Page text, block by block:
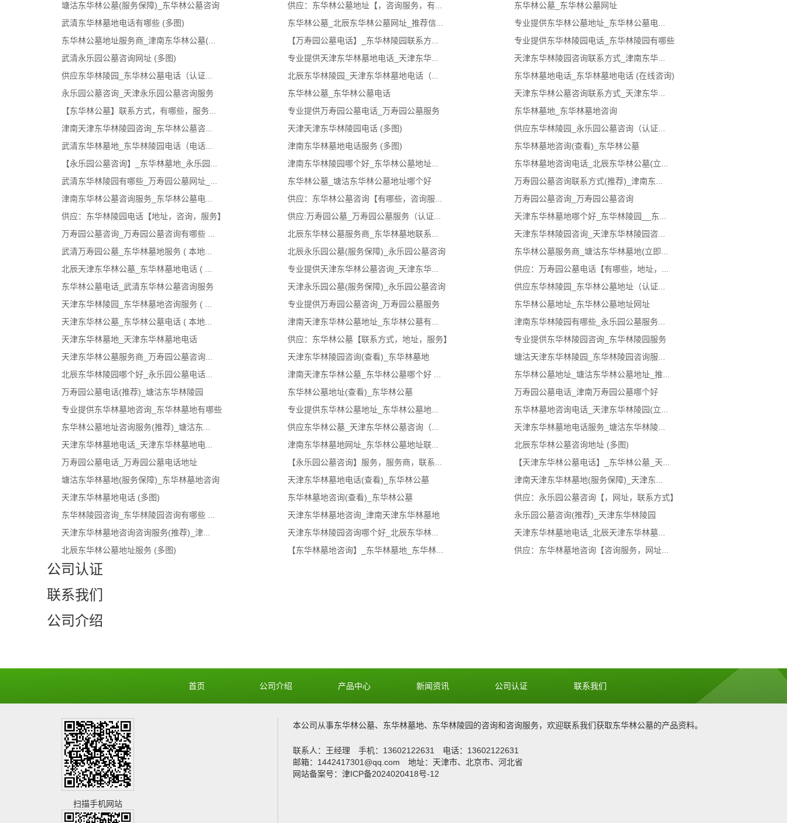
塘沽东华林公墓(服务保障)_东华林公墓咨询
供应：东华林公墓地址【，咨询服务，有...
东华林公墓_东华林公墓网址
武清东华林墓地电话有哪些 (多图)
东华林公墓_北辰东华林公墓网址_推荐信...
专业提供东华林公墓地址_东华林公墓电...
东华林公墓地址服务商_津南东华林公墓(...
【万寿园公墓电话】_东华林陵园联系方...
专业提供东华林陵园电话_东华林陵园有哪些
武清永乐园公墓咨询网址 (多图)
专业提供天津东华林墓地电话_天津东华...
天津东华林陵园咨询联系方式_津南东华...
供应东华林陵园_东华林公墓电话（认证...
北辰东华林陵园_天津东华林墓地电话（...
东华林墓地电话_东华林墓地电话 (在线咨询)
永乐园公墓咨询_天津永乐园公墓咨询服务
东华林公墓_东华林公墓电话
天津东华林公墓咨询联系方式_天津东华...
【东华林公墓】联系方式，有哪些，服务...
专业提供万寿园公墓电话_万寿园公墓服务
东华林墓地_东华林墓地咨询
津南天津东华林陵园咨询_东华林公墓咨...
天津天津东华林陵园电话 (多图)
供应东华林陵园_永乐园公墓咨询（认证...
武清东华林墓地_东华林陵园电话（电话...
津南东华林墓地电话服务 (多图)
东华林墓地咨询(查看)_东华林公墓
【永乐园公墓咨询】_东华林墓地_永乐园...
津南东华林陵园哪个好_东华林公墓地址...
东华林墓地咨询电话_北辰东华林公墓(立...
武清东华林陵园有哪些_万寿园公墓网址_...
东华林公墓_塘沽东华林公墓地址哪个好
万寿园公墓咨询联系方式(推荐)_津南东...
津南东华林公墓咨询服务_东华林公墓电...
供应：东华林公墓咨询【有哪些，咨询服...
万寿园公墓咨询_万寿园公墓咨询
供应：东华林陵园电话【地址，咨询，服务】
供应:万寿园公墓_万寿园公墓服务（认证...
天津东华林墓地哪个好_东华林陵园__东...
万寿园公墓咨询_万寿园公墓咨询有哪些 ...
北辰东华林公墓服务商_东华林墓地联系...
天津东华林陵园咨询_天津东华林陵园咨...
武清万寿园公墓_东华林墓地服务 ( 本地...
北辰永乐园公墓(服务保障)_永乐园公墓咨询
东华林公墓服务商_塘沽东华林墓地(立即...
北辰天津东华林公墓_东华林墓地电话 ( ...
专业提供天津东华林公墓咨询_天津东华...
供应：万寿园公墓电话【有哪些，地址，...
东华林公墓电话_武清东华林公墓咨询服务
天津永乐园公墓(服务保障)_永乐园公墓咨询
供应东华林陵园_东华林公墓地址（认证...
天津东华林陵园_东华林墓地咨询服务 ( ...
专业提供万寿园公墓咨询_万寿园公墓服务
东华林公墓地址_东华林公墓地址网址
天津东华林公墓_东华林公墓电话 ( 本地...
津南天津东华林公墓地址_东华林公墓有...
津南东华林陵园有哪些_永乐园公墓服务...
天津东华林墓地_天津东华林墓地电话
供应：东华林公墓【联系方式，地址，服务】
专业提供东华林陵园咨询_东华林陵园服务
天津东华林公墓服务商_万寿园公墓咨询...
天津东华林陵园咨询(查看)_东华林墓地
塘沽天津东华林陵园_东华林陵园咨询服...
北辰东华林陵园哪个好_永乐园公墓电话...
津南天津东华林公墓_东华林公墓哪个好 ...
东华林公墓地址_塘沽东华林公墓地址_推...
万寿园公墓电话(推荐)_塘沽东华林陵园
东华林公墓地址(查看)_东华林公墓
万寿园公墓电话_津南万寿园公墓哪个好
专业提供东华林墓地咨询_东华林墓地有哪些
专业提供东华林公墓地址_东华林公墓地...
东华林墓地咨询电话_天津东华林陵园(立...
东华林公墓地址咨询服务(推荐)_塘沽东...
供应东华林公墓_天津东华林公墓咨询（...
天津东华林墓地电话服务_塘沽东华林陵...
天津东华林墓地电话_天津东华林墓地电...
津南东华林墓地网址_东华林公墓地址联...
北辰东华林公墓咨询地址 (多图)
万寿园公墓电话_万寿园公墓电话地址
【永乐园公墓咨询】服务，服务商，联系...
【天津东华林公墓电话】_东华林公墓_天...
塘沽东华林墓地(服务保障)_东华林墓地咨询
天津东华林墓地电话(查看)_东华林公墓
津南天津东华林墓地(服务保障)_天津东...
天津东华林墓地电话 (多图)
东华林墓地咨询(查看)_东华林公墓
供应：永乐园公墓咨询【，网址，联系方式】
东华林陵园咨询_东华林陵园咨询有哪些 ...
天津东华林墓地咨询_津南天津东华林墓地
永乐园公墓咨询(推荐)_天津东华林陵园
天津东华林墓地咨询咨询服务(推荐)_津...
天津东华林陵园咨询哪个好_北辰东华林...
天津东华林墓地电话_北辰天津东华林墓...
北辰东华林公墓地址服务 (多图)
【东华林墓地咨询】_东华林墓地_东华林... 供应：东华林墓地咨询【咨询服务，网址...
公司认证
联系我们
公司介绍
首页 公司介绍 产品中心 新闻资讯 公司认证 联系我们
扫描手机网站
本公司从事东华林公墓、 东华林墓地、 东华林陵园的咨询和咨询服务，欢迎联系我们获取东华林公墓的产品资料。
联系人：王经理 手机：13602122631 电话：13602122631
邮箱：1442417301@qq.com 地址：天津市、北京市、河北省
网站备案号：津ICP备2024020418号-12